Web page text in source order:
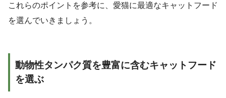
これらのポイントを参考に、愛猫に最適なキャットフード
を選んでいきましょう。
動物性タンパク質を豊富に含むキャットフード
を選ぶ